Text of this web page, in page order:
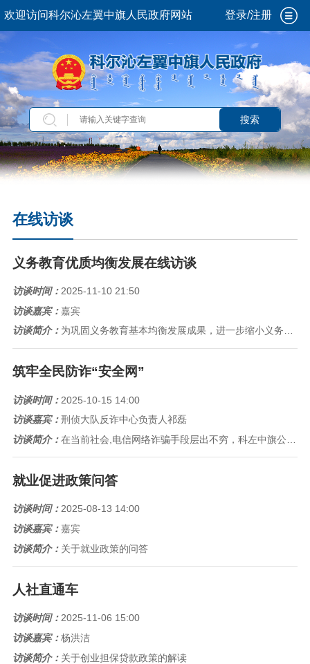
欢迎访问科尔沁左翼中旗人民政府网站 登录/注册
搜索
在线访谈
义务教育优质均衡发展在线访谈
访谈时间： 2025-11-10 21:50
访谈嘉宾：嘉宾
访谈简介： 为巩固义务教育基本均衡发展成果，进一步缩小义务教育城乡、校际差距，整体提高义务教育标准化建设水平和教育质量，国家出台《国...
筑牢全民防诈“安全网”
访谈时间： 2025-10-15 14:00
访谈嘉宾：刑侦大队反诈中心负责人祁磊
访谈简介：在当前社会,电信网络诈骗手段层出不穷，科左中旗公安局坚持善小而为，预防为先，治于未病，着力构建全民反诈格局，筑牢全民防诈...
就业促进政策问答
访谈时间：2025-08-13 14:00
访谈嘉宾：嘉宾
访谈简介： 关于就业政策的问答
人社直通车
访谈时间：2025-11-06 15:00
访谈嘉宾：杨洪洁
访谈简介： 关于创业担保贷款政策的解读